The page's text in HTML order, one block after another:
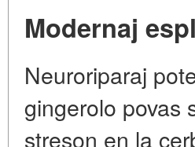
Modernaj
Neuroriparaj
gingerolo povas
streson en la